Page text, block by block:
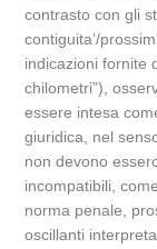
contrasto con gli
contiguita’/
indicazioni fornite
chilometri”),
essere intesa
giuridica, nel
non devono
incompatibili,
norma penale,
oscillanti